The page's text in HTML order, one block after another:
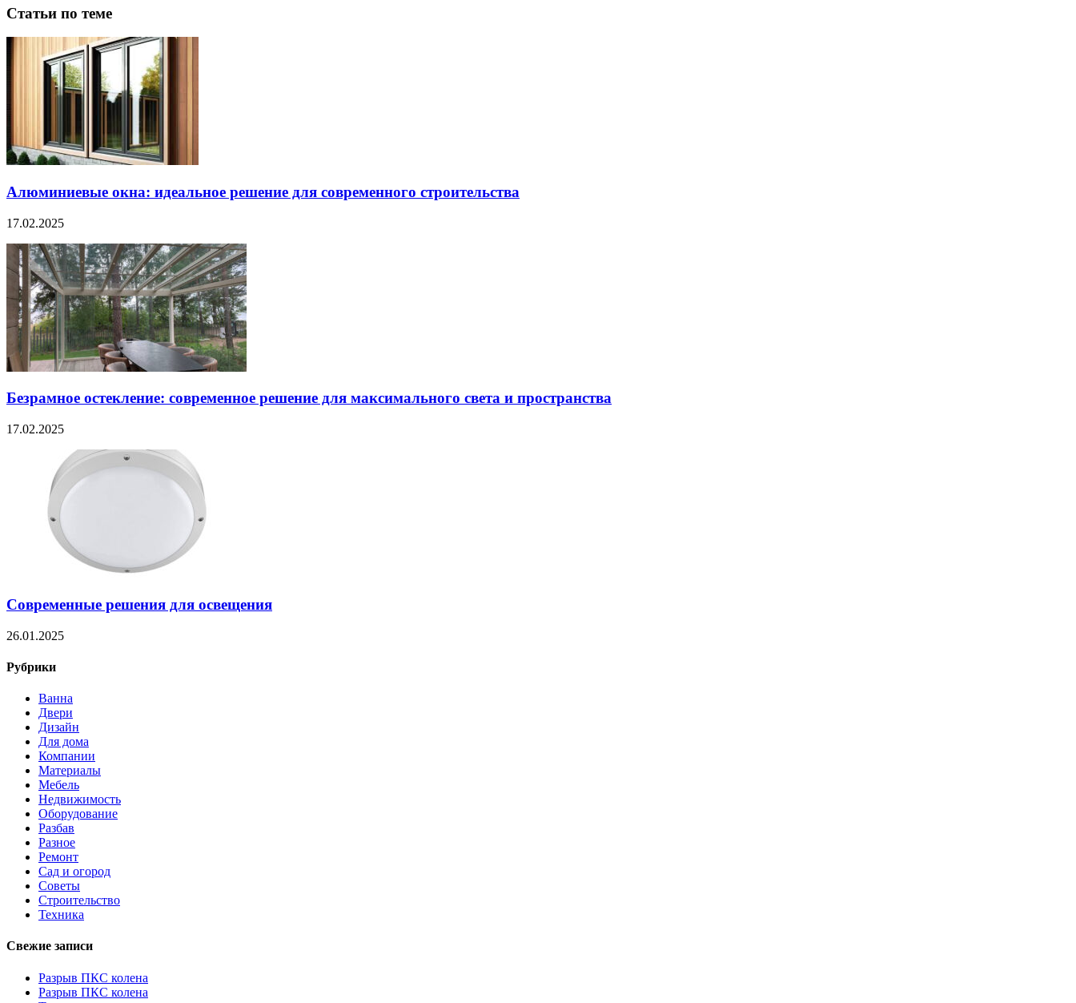
Статьи по теме
Алюминиевые окна: идеальное решение для современного строительства
17.02.2025
Безрамное остекление: современное решение для максимального света и пространства
17.02.2025
Современные решения для освещения
26.01.2025
Рубрики
Ванна
Двери
Дизайн
Для дома
Компании
Материалы
Мебель
Недвижимость
Оборудование
Разбав
Разное
Ремонт
Сад и огород
Советы
Строительство
Техника
Свежие записи
Разрыв ПКС колена
Разрыв ПКС колена